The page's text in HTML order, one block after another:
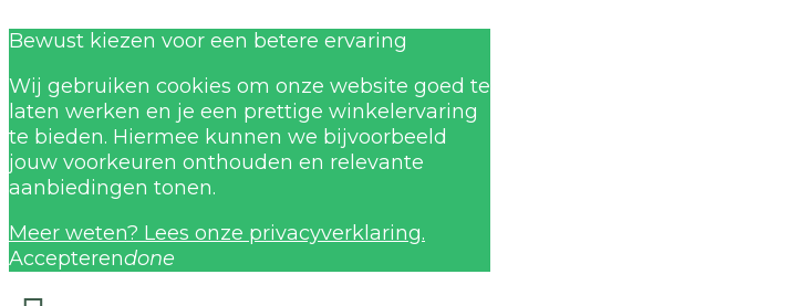
Bewust kiezen voor een betere ervaring
Wij gebruiken cookies om onze website goed te
laten werken en je een prettige winkelervaring
te bieden. Hiermee kunnen we bijvoorbeeld
jouw voorkeuren onthouden en relevante
aanbiedingen tonen.
Meer weten? Lees onze privacyverklaring.
Accepterendone